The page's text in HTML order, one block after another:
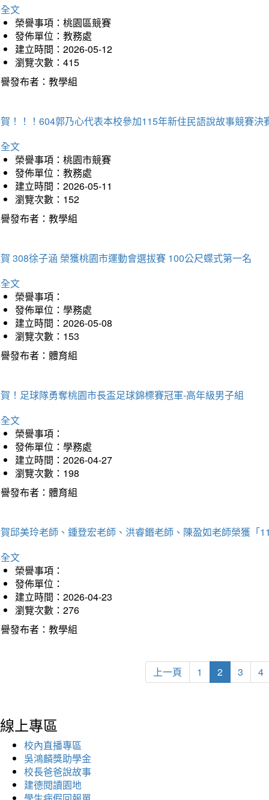
文
榮譽事項：桃園區競賽
發佈單位：教務處
建立時間：2026-05-12
瀏覽次數：415
發布者：教學組
！！！604郭乃心代表本校參加115年新住民語說故事競賽決
文
榮譽事項：桃園市競賽
發佈單位：教務處
建立時間：2026-05-11
瀏覽次數：152
發布者：教學組
308徐子涵 榮獲桃園市運動會選拔賽 100公尺蝶式第一名
文
榮譽事項：
發佈單位：學務處
建立時間：2026-05-08
瀏覽次數：153
發布者：體育組
！足球隊勇奪桃園市長盃足球錦標賽冠軍-高年級男子組
文
榮譽事項：
發佈單位：學務處
建立時間：2026-04-27
瀏覽次數：198
發布者：體育組
邱美玲老師、鍾登宏老師、洪睿鍲老師、陳盈如老師榮獲「
文
榮譽事項：
發佈單位：
建立時間：2026-04-23
瀏覽次數：276
發布者：教學組
上一頁 1 2 3 4
線上專區
校內直播專區
吳鴻麟獎助學金
校長爸爸說故事
建德閱讀園地